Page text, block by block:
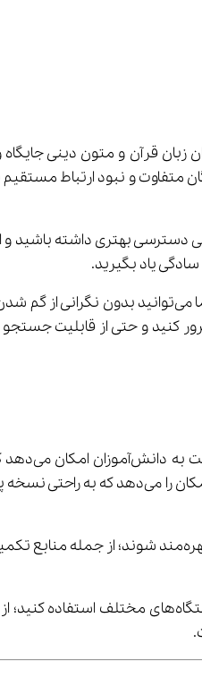
یکی از مزایای بزرگ نسخه دیجیتالی و دانلود کتاب عربی هشتم این است که
در سایت آی نو به شما این امکان را
استفاده می‌کنند، می‌توانند از امکانات دیگری نیز
همچنین، داشتن نسخه دیجیتالی کتاب و دانلود کتاب عربی هشتم به شما